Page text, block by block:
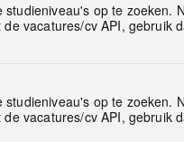
studieniveau's op te zoeken.
vacatures/cv API, gebruik
studieniveau's op te zoeken.
vacatures/cv API, gebruik